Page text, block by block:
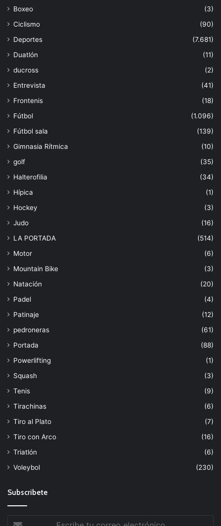
Boxeo
(3)
Ciclismo
(90)
Deportes
(7.681)
Duatlón
(11)
ducross
(2)
Entrevista
(41)
Frontenis
(18)
Fútbol
(1.096)
Fútbol sala
(139)
Gimnasia Rítmica
(10)
golf
(35)
Halterofilia
(34)
Hípica
(1)
Hockey
(3)
Judo
(16)
LA PORTADA
(514)
Motor
(6)
Mountain Bike
(3)
Natación
(20)
Padel
(4)
Patinaje
(12)
pedroneras
(61)
Portada
(88)
Powerlifting
(1)
Squash
(3)
Tenis
(9)
Tirachinas
(6)
Tiro al Plato
(7)
Tiro con Arco
(16)
Triatlón
(6)
Voleybol
(230)
Subscribete